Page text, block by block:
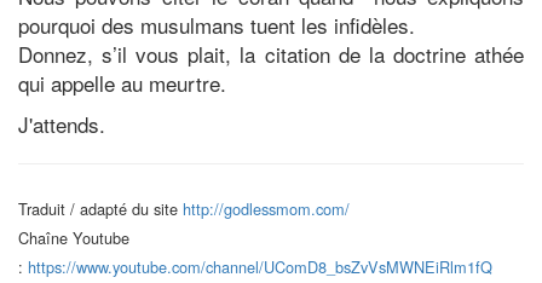
pourquoi des musulmans tuent les infidèles.
Donnez, s’il vous plait, la citation de la doctrine athée
qui appelle au meurtre.
J'attends.
Traduit / adapté du site http://godlessmom.com/
Chaîne Youtube
: https://www.youtube.com/channel/UComD8_bsZvVsMWNEiRlm1fQ